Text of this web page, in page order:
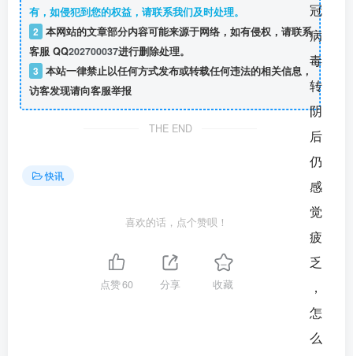
有，如侵犯到您的权益，请联系我们及时处理。
2 本网站的文章部分内容可能来源于网络，如有侵权，请联系
客服 QQ202700037进行删除处理。
3 本站一律禁止以任何方式发布或转载任何违法的相关信息，
访客发现请向客服举报
THE END
快讯
喜欢的话，点个赞呗！
点赞60 分享 收藏